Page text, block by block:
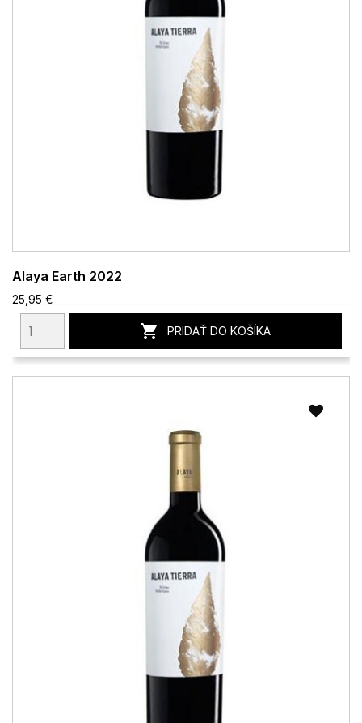
Alaya Earth 2022
25,95 €
 PRIDAŤ DO KOŠÍKA